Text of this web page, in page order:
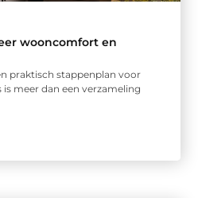
wooncomfort en
praktisch stappenplan voor
meer dan een verzameling